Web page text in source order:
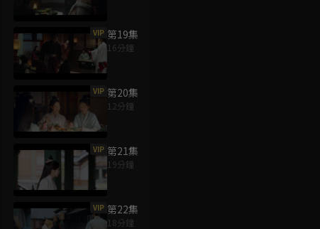
VIP 第19集
16分鐘
VIP 第20集
12分鐘
VIP 第21集
19分鐘
VIP 第22集
18分鐘